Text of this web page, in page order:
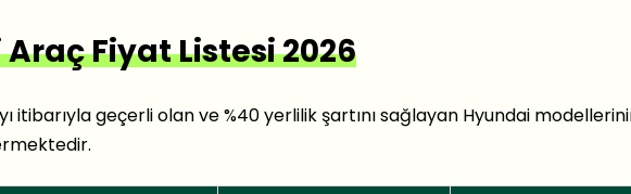
Fiyat Listesi 2026
itibarıyla geçerli olan ve %40 yerlilik şartını sağlayan Hyundai